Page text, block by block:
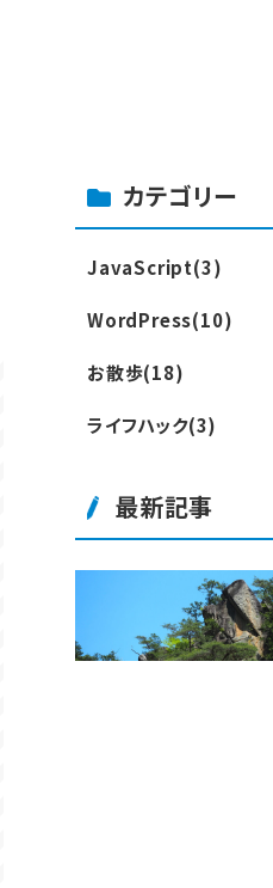
カテゴリー
JavaScript(3)
WordPress(10)
お散歩(18)
ライフハック(3)
最新記事